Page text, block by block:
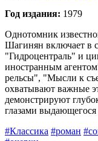
Год издания: 1979
Однотомник
Шагинян включает в
"Гидроцентраль" и
иностранным
рельсы", "Мысли к
охватывают важные
демонстрируют
глазами
#Классика #роман